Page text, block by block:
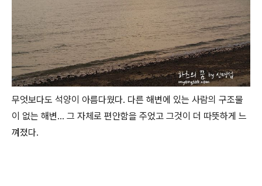
무엇보다도 석양이 아름다웠다. 다른 해변에 있는 사람의 구조물
이 없는 해변... 그 자체로 편안함을 주었고 그것이 더 따뜻하게 느
껴졌다.